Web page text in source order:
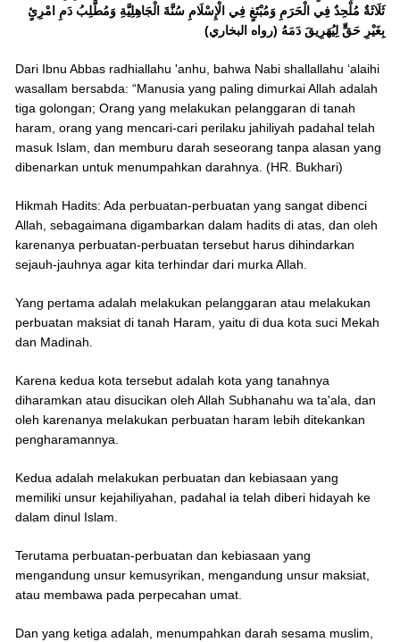
ثَلَاثَةٌ مُلْحِدٌ فِي الْحَرَمِ وَمُبْتَغٍ فِي الْإِسْلَامِ سُنَّةَ الْجَاهِلِيَّةِ وَمُطَّلِبُ دَمِ امْرِئٍ
بِغَيْرِ حَقٍّ لِيُهَرِيقَ دَمَهُ (رواه البخاري)
Dari Ibnu Abbas radhiallahu 'anhu, bahwa Nabi shallallahu ‘alaihi
wasallam bersabda: “Manusia yang paling dimurkai Allah adalah
tiga golongan; Orang yang melakukan pelanggaran di tanah
haram, orang yang mencari-cari perilaku jahiliyah padahal telah
masuk Islam, dan memburu darah seseorang tanpa alasan yang
dibenarkan untuk menumpahkan darahnya. (HR. Bukhari)
Hikmah Hadits: Ada perbuatan-perbuatan yang sangat dibenci
Allah, sebagaimana digambarkan dalam hadits di atas, dan oleh
karenanya perbuatan-perbuatan tersebut harus dihindarkan
sejauh-jauhnya agar kita terhindar dari murka Allah.
Yang pertama adalah melakukan pelanggaran atau melakukan
perbuatan maksiat di tanah Haram, yaitu di dua kota suci Mekah
dan Madinah.
Karena kedua kota tersebut adalah kota yang tanahnya
diharamkan atau disucikan oleh Allah Subhanahu wa ta'ala, dan
oleh karenanya melakukan perbuatan haram lebih ditekankan
pengharamannya.
Kedua adalah melakukan perbuatan dan kebiasaan yang
memiliki unsur kejahiliyahan, padahal ia telah diberi hidayah ke
dalam dinul Islam.
Terutama perbuatan-perbuatan dan kebiasaan yang
mengandung unsur kemusyrikan, mengandung unsur maksiat,
atau membawa pada perpecahan umat.
Dan yang ketiga adalah, menumpahkan darah sesama muslim,